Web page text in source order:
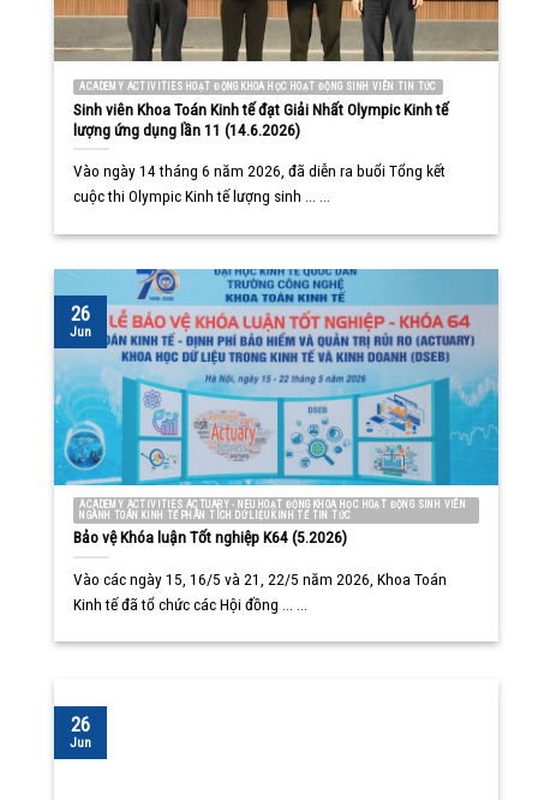
ACADEMY ACTIVITIES HOẠT ĐỘNG KHOA HỌC HOẠT ĐỘNG SINH VIÊN TIN TỨC
Sinh viên Khoa Toán Kinh tế đạt Giải Nhất Olympic Kinh tế
lượng ứng dụng lần 11 (14.6.2026)
Vào ngày 14 tháng 6 năm 2026, đã diễn ra buổi Tổng kết
cuộc thi Olympic Kinh tế lượng sinh ... ...
ACADEMY ACTIVITIES ACTUARY - NEU HOẠT ĐỘNG KHOA HỌC HOẠT ĐỘNG SINH VIÊN
NGÀNH TOÁN KINH TẾ PHÂN TÍCH DỮ LIỆU KINH TẾ TIN TỨC
Bảo vệ Khóa luận Tốt nghiệp K64 (5.2026)
Vào các ngày 15, 16/5 và 21, 22/5 năm 2026, Khoa Toán
Kinh tế đã tổ chức các Hội đồng ... ...
26
Jun
26
Jun